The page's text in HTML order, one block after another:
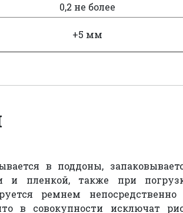
0,2 не более
+5 мм
в поддоны,
и пленкой, также при
ремнем непосредственно
в совокупности исключат